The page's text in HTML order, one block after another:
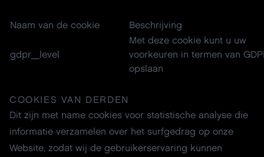
Naam van de cookie Beschrijving
gdpr_level
Met deze cookie kunt u uw
voorkeuren in termen van
opslaan
COOKIES VAN DERDEN
Dit zijn met name cookies voor statistische analyse die
informatie verzamelen over het surfgedrag op onze
Website, zodat wij de gebruikerservaring kunnen